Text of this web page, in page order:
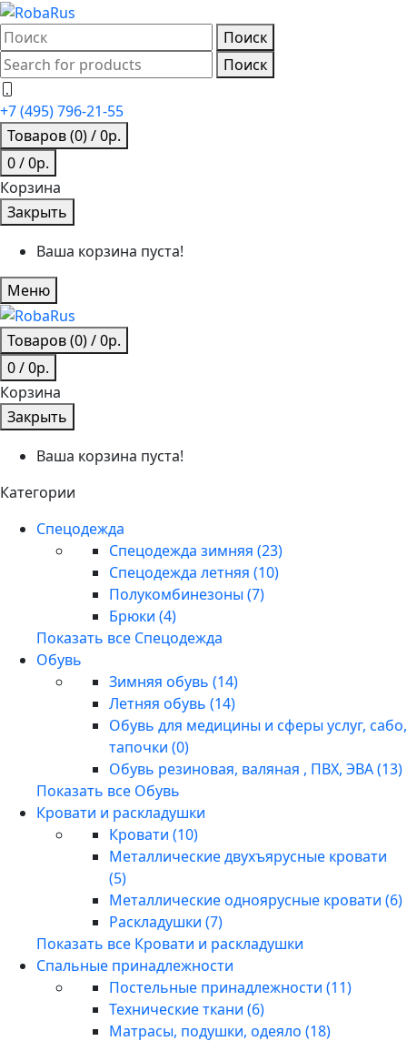
Поиск
Поиск
+7 (495) 796-21-55
Товаров (0)/0р.
0/0р.
Корзина
Закрыть
Ваша корзина пуста!
Меню
Товаров (0)/0р.
0/0р.
Корзина
Закрыть
Ваша корзина пуста!
Категории
Спецодежда
Спецодежда зимняя (23)
Спецодежда летняя (10)
Полукомбинезоны (7)
Брюки (4)
Показать все Спецодежда
Обувь
Зимняя обувь (14)
Летняя обувь (14)
Обувь для медицины и сферы услуг, сабо,
тапочки (0)
Обувь резиновая, валяная , ПВХ, ЭВА (13)
Показать все Обувь
Кровати и раскладушки
Кровати (10)
Металлические двухъярусные кровати
(5)
Металлические одноярусные кровати (6)
Раскладушки (7)
Показать все Кровати и раскладушки
Спальные принадлежности
Постельные принадлежности (11)
Технические ткани (6)
Матрасы, подушки, одеяло (18)